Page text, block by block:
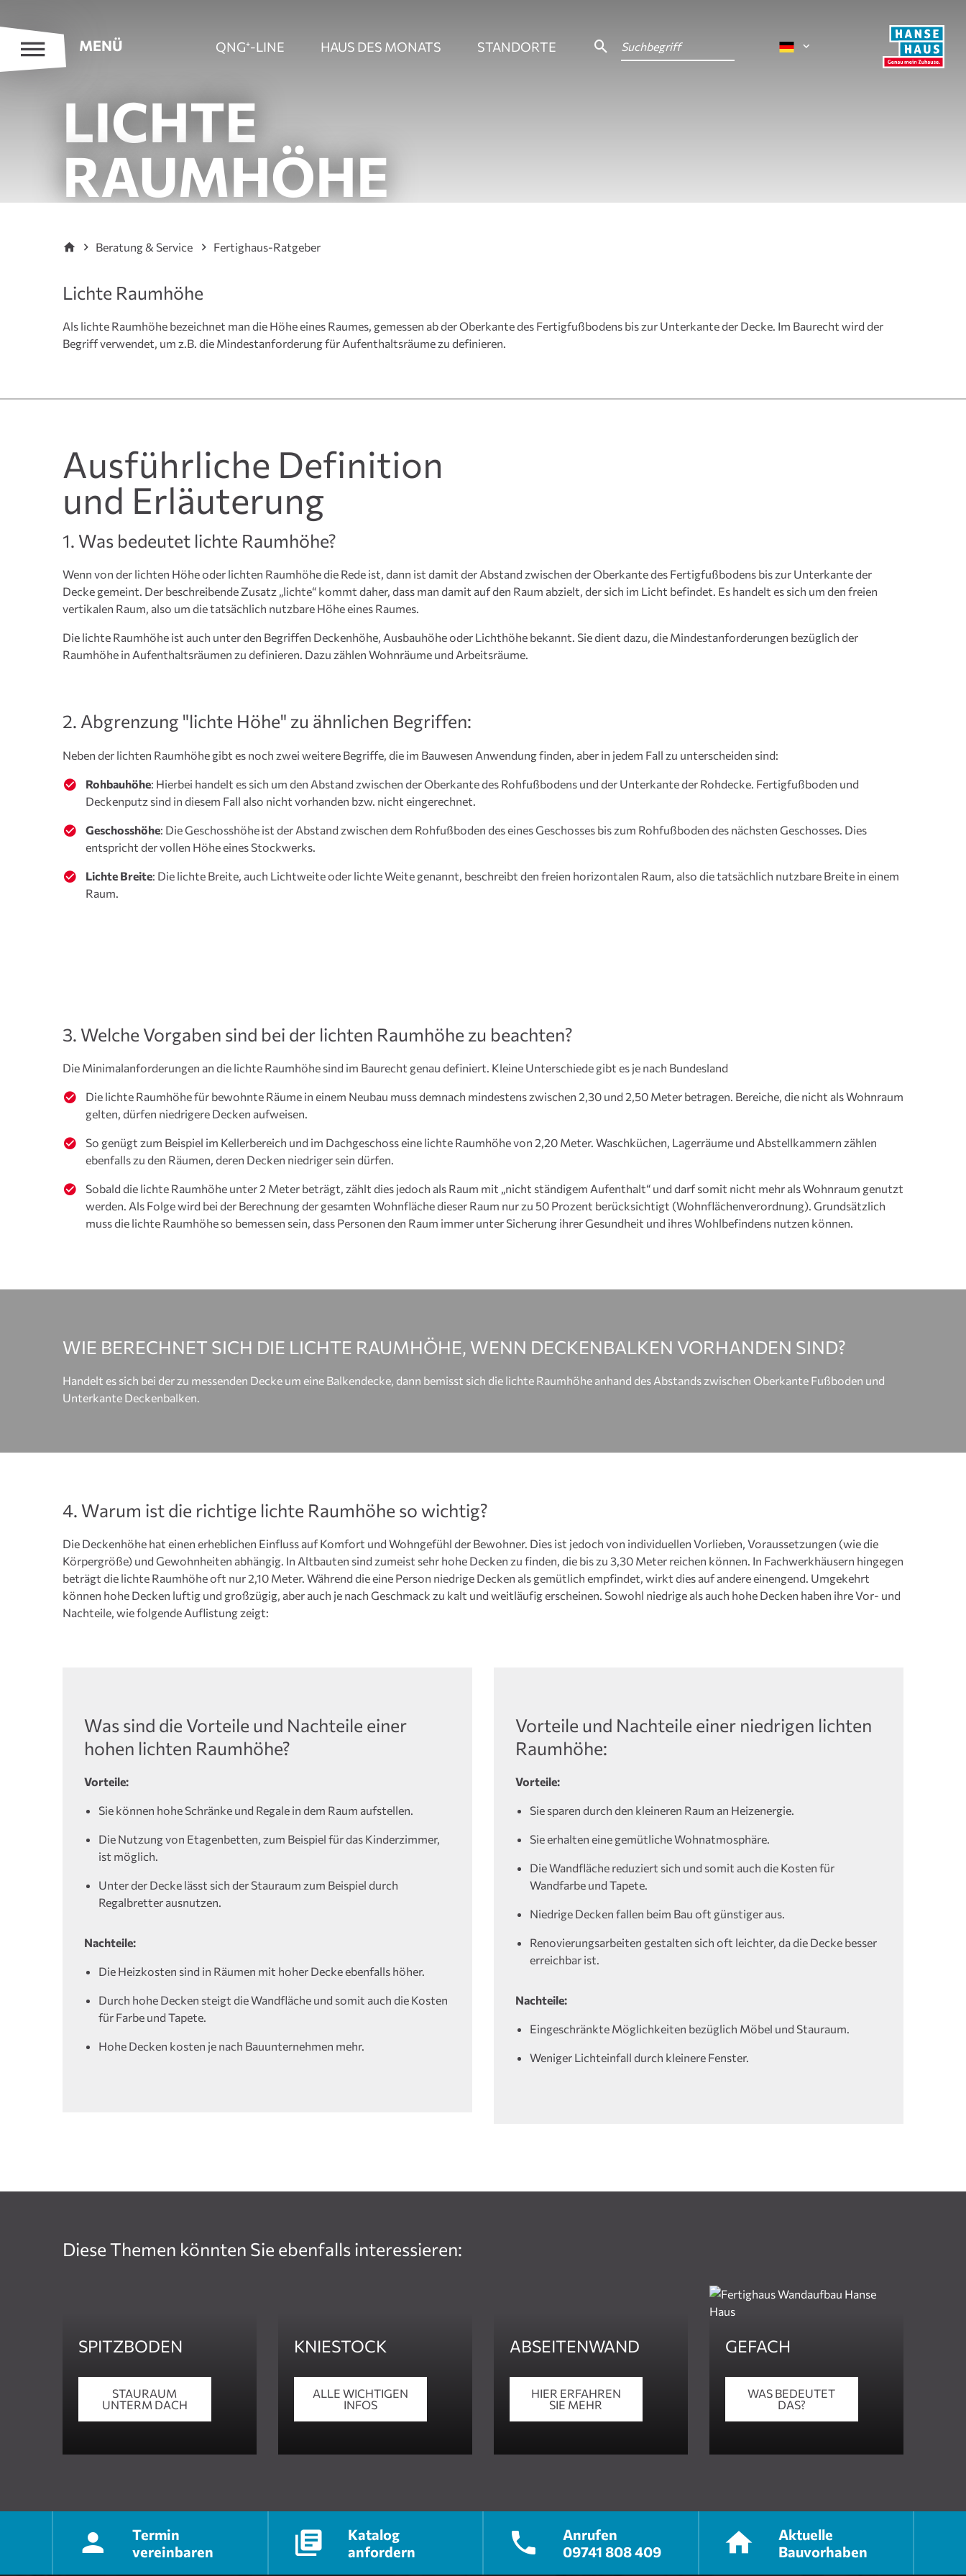
MENÜ QNG⁺-LINE HAUS DES MONATS STANDORTE
LICHTE
RAUMHÖHE
Beratung & Service Fertighaus-Ratgeber
Lichte Raumhöhe
Als lichte Raumhöhe bezeichnet man die Höhe eines Raumes, gemessen ab der Oberkante des Fertigfußbodens bis zur Unterkante der Decke. Im Baurecht wird der
Begriff verwendet, um z.B. die Mindestanforderung für Aufenthaltsräume zu definieren.
Ausführliche Definition
und Erläuterung
1. Was bedeutet lichte Raumhöhe?
Wenn von der lichten Höhe oder lichten Raumhöhe die Rede ist, dann ist damit der Abstand zwischen der Oberkante des Fertigfußbodens bis zur Unterkante der
Decke gemeint. Der beschreibende Zusatz „lichte“ kommt daher, dass man damit auf den Raum abzielt, der sich im Licht befindet. Es handelt es sich um den freien
vertikalen Raum, also um die tatsächlich nutzbare Höhe eines Raumes.
Die lichte Raumhöhe ist auch unter den Begriffen Deckenhöhe, Ausbauhöhe oder Lichthöhe bekannt. Sie dient dazu, die Mindestanforderungen bezüglich der
Raumhöhe in Aufenthaltsräumen zu definieren. Dazu zählen Wohnräume und Arbeitsräume.
2. Abgrenzung "lichte Höhe" zu ähnlichen Begriffen:
Neben der lichten Raumhöhe gibt es noch zwei weitere Begriffe, die im Bauwesen Anwendung finden, aber in jedem Fall zu unterscheiden sind:
Rohbauhöhe: Hierbei handelt es sich um den Abstand zwischen der Oberkante des Rohfußbodens und der Unterkante der Rohdecke. Fertigfußboden und
Deckenputz sind in diesem Fall also nicht vorhanden bzw. nicht eingerechnet.
Geschosshöhe: Die Geschosshöhe ist der Abstand zwischen dem Rohfußboden des eines Geschosses bis zum Rohfußboden des nächsten Geschosses. Dies
entspricht der vollen Höhe eines Stockwerks.
Lichte Breite: Die lichte Breite, auch Lichtweite oder lichte Weite genannt, beschreibt den freien horizontalen Raum, also die tatsächlich nutzbare Breite in einem
Raum.
3. Welche Vorgaben sind bei der lichten Raumhöhe zu beachten?
Die Minimalanforderungen an die lichte Raumhöhe sind im Baurecht genau definiert. Kleine Unterschiede gibt es je nach Bundesland
Die lichte Raumhöhe für bewohnte Räume in einem Neubau muss demnach mindestens zwischen 2,30 und 2,50 Meter betragen. Bereiche, die nicht als Wohnraum
gelten, dürfen niedrigere Decken aufweisen.
So genügt zum Beispiel im Kellerbereich und im Dachgeschoss eine lichte Raumhöhe von 2,20 Meter. Waschküchen, Lagerräume und Abstellkammern zählen
ebenfalls zu den Räumen, deren Decken niedriger sein dürfen.
Sobald die lichte Raumhöhe unter 2 Meter beträgt, zählt dies jedoch als Raum mit „nicht ständigem Aufenthalt“ und darf somit nicht mehr als Wohnraum genutzt
werden. Als Folge wird bei der Berechnung der gesamten Wohnfläche dieser Raum nur zu 50 Prozent berücksichtigt (Wohnflächenverordnung). Grundsätzlich
muss die lichte Raumhöhe so bemessen sein, dass Personen den Raum immer unter Sicherung ihrer Gesundheit und ihres Wohlbefindens nutzen können.
WIE BERECHNET SICH DIE LICHTE RAUMHÖHE, WENN DECKENBALKEN VORHANDEN SIND?
Handelt es sich bei der zu messenden Decke um eine Balkendecke, dann bemisst sich die lichte Raumhöhe anhand des Abstands zwischen Oberkante Fußboden und
Unterkante Deckenbalken.
4. Warum ist die richtige lichte Raumhöhe so wichtig?
Die Deckenhöhe hat einen erheblichen Einfluss auf Komfort und Wohngefühl der Bewohner. Dies ist jedoch von individuellen Vorlieben, Voraussetzungen (wie die
Körpergröße) und Gewohnheiten abhängig. In Altbauten sind zumeist sehr hohe Decken zu finden, die bis zu 3,30 Meter reichen können. In Fachwerkhäusern hingegen
beträgt die lichte Raumhöhe oft nur 2,10 Meter. Während die eine Person niedrige Decken als gemütlich empfindet, wirkt dies auf andere einengend. Umgekehrt
können hohe Decken luftig und großzügig, aber auch je nach Geschmack zu kalt und weitläufig erscheinen. Sowohl niedrige als auch hohe Decken haben ihre Vor- und
Nachteile, wie folgende Auflistung zeigt:
Was sind die Vorteile und Nachteile einer
hohen lichten Raumhöhe?
Vorteile:
Sie können hohe Schränke und Regale in dem Raum aufstellen.
Die Nutzung von Etagenbetten, zum Beispiel für das Kinderzimmer,
ist möglich.
Unter der Decke lässt sich der Stauraum zum Beispiel durch
Regalbretter ausnutzen.
Nachteile:
Die Heizkosten sind in Räumen mit hoher Decke ebenfalls höher.
Durch hohe Decken steigt die Wandfläche und somit auch die Kosten
für Farbe und Tapete.
Hohe Decken kosten je nach Bauunternehmen mehr.
Vorteile und Nachteile einer niedrigen lichten
Raumhöhe:
Vorteile:
Sie sparen durch den kleineren Raum an Heizenergie.
Sie erhalten eine gemütliche Wohnatmosphäre.
Die Wandfläche reduziert sich und somit auch die Kosten für
Wandfarbe und Tapete.
Niedrige Decken fallen beim Bau oft günstiger aus.
Renovierungsarbeiten gestalten sich oft leichter, da die Decke besser
erreichbar ist.
Nachteile:
Eingeschränkte Möglichkeiten bezüglich Möbel und Stauraum.
Weniger Lichteinfall durch kleinere Fenster.
Diese Themen könnten Sie ebenfalls interessieren:
SPITZBODEN
STAURAUM
UNTERM DACH
KNIESTOCK
ALLE WICHTIGEN
INFOS
ABSEITENWAND
HIER ERFAHREN
SIE MEHR
GEFACH
WAS BEDEUTET
DAS?
Termin
vereinbaren
Katalog
anfordern
Anrufen
09741 808 409
Aktuelle
Bauvorhaben